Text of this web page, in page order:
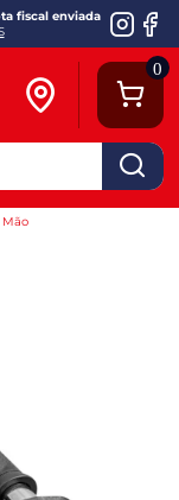
fiscal enviada
0